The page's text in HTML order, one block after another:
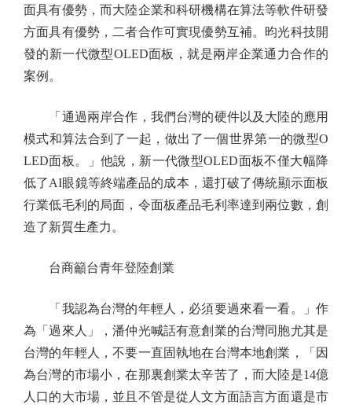
面具有優勢，而大陸企業和科研機構在算法等軟件研發
方面具有優勢，二者合作可實現優勢互補。昀光科技開
發的新一代微型OLED面板，就是兩岸企業通力合作的
案例。
「通過兩岸合作，我們台灣的硬件以及大陸的應用
模式和算法合到了一起，做出了一個世界第一的微型O
LED面板。」他說，新一代微型OLED面板不僅大幅降
低了AI眼鏡等終端產品的成本，還打破了傳統顯示面板
行業低毛利的局面，令面板產品毛利率達到兩位數，創
造了新質生產力。
台商籲台青年登陸創業
「我認為台灣的年輕人，必須要過來看一看。」作
為「過來人」，潘仲光喊話有意創業的台灣同胞尤其是
台灣的年輕人，不要一直固執地在台灣本地創業，「因
為台灣的市場小，在那裏創業太辛苦了，而大陸是14億
人口的大市場，並且不管是從人文方面語言方面還是市